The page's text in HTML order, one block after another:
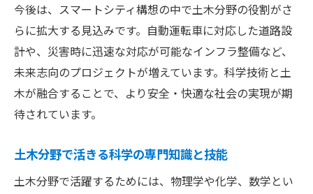
今後は、スマートシティ構想の中で土木分野の役割がさ
らに拡大する見込みです。自動運転車に対応した道路設
計や、災害時に迅速な対応が可能なインフラ整備など、
未来志向のプロジェクトが増えています。科学技術と土
木が融合することで、より安全・快適な社会の実現が期
待されています。
土木分野で活きる科学の専門知識と技能
土木分野で活躍するためには、物理学や化学、数学とい